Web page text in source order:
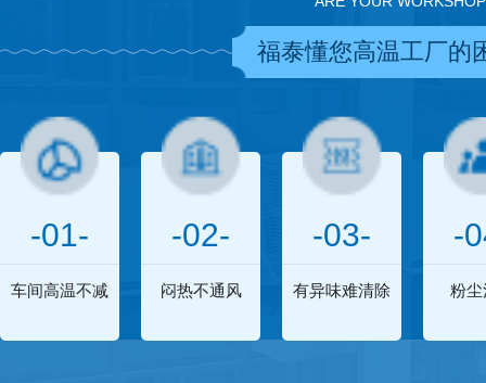
福泰懂您高温工厂的
-01-
车间高温不减
-02-
闷热不通风
-03-
有异味难清除
-
粉尘